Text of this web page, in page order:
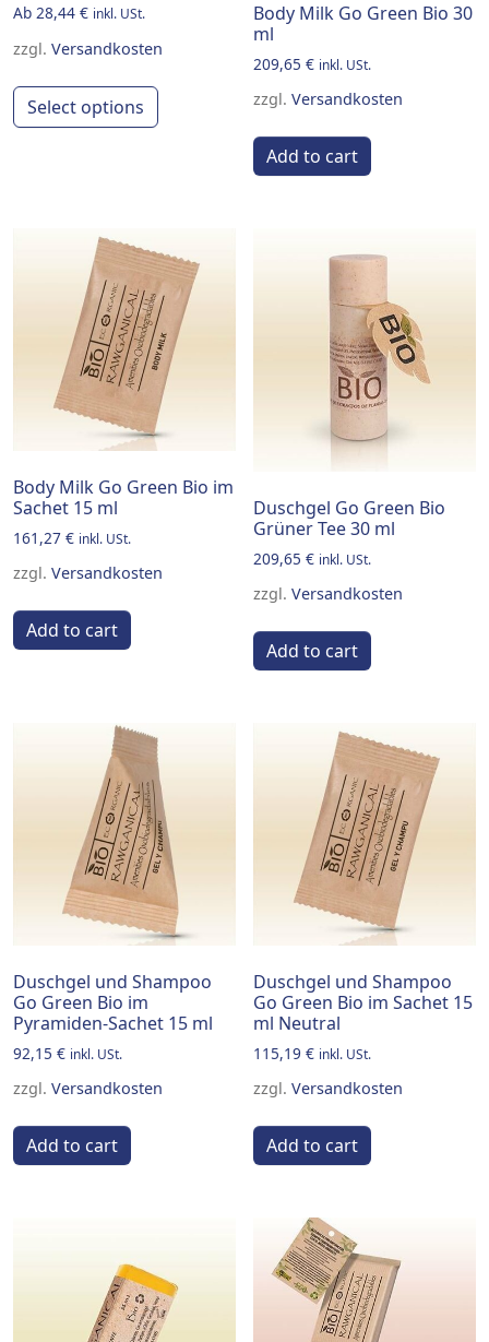
Ab 28,44 € inkl. USt.
zzgl. Versandkosten
Select options
This product has multiple variants.
Body Milk Go Green Bio 30
ml
209,65€ inkl. USt.
zzgl.Versandkosten
Add to cart
Body Milk Go Green Bio im
Sachet 15 ml
161,27 € inkl. USt.
zzgl. Versandkosten
Add to cart
Duschgel Go Green Bio
Grüner Tee 30 ml
209,65€ inkl. USt.
zzgl.Versandkosten
Add to cart
Duschgel und Shampoo
Go Green Bio im
Pyramiden-Sachet 15 ml
92,15 € inkl. USt.
zzgl. Versandkosten
Add to cart
Duschgel und Shampoo
Go Green Bio im Sachet 15
ml Neutral
115,19€ inkl. USt.
zzgl.Versandkosten
Add to cart